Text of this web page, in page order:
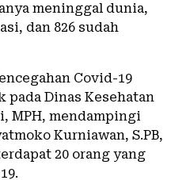
meninggal dunia,
dan 826 sudah
Covid-19
Dinas Kesehatan
MPH, mendampingi
Kurniawan, S.PB,
20 orang yang